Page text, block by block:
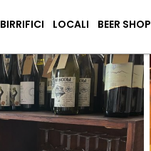
BIRRIFICI LOCALI BEER SHOP